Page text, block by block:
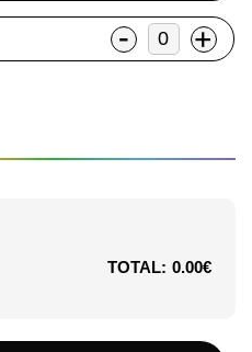
- +
TOTAL: 0.00€